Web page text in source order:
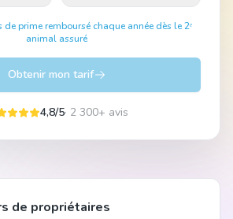
de prime remboursé chaque année dès le 2ᵉ
animal assuré
Obtenir mon tarif
4,8/5· 2 300+ avis
de propriétaires